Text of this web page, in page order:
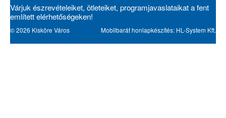
Várjuk észrevételeiket, ötleteiket, programjavaslataikat a fent
említett elérhetőségeken!
Mobilbarát honlapkészítés: HL-System Kft.
© 2026 Kisköre Város